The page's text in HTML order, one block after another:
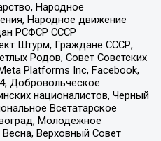
Народное
Народное движение
РСФСР СССР
Штурм, Граждане СССР,
Родов, Совет Советских
Platforms Inc, Facebook,
Добровольческое
националистов, Черный
Всетатарское
Молодежное
Верховный Совет